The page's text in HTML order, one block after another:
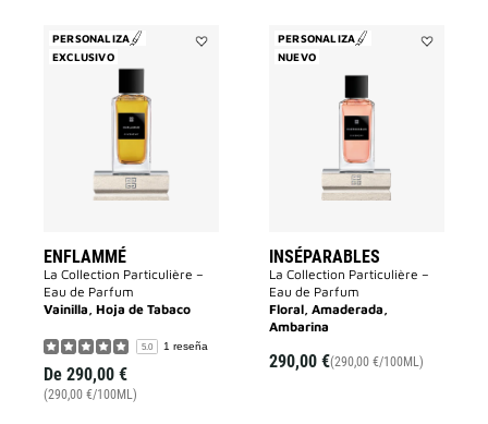
PERSONALIZA
EXCLUSIVO
ENFLAMMÉ
La Collection Particulière –
Eau de Parfum
Vainilla, Hoja de Tabaco
5.0 1 reseña
De 290,00 €
(290,00 €/100ML)
PERSONALIZA
NUEVO
INSÉPARABLES
La Collection Particulière –
Eau de Parfum
Floral, Amaderada,
Ambarina
290,00 €(290,00 €/100ML)